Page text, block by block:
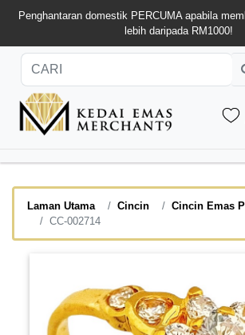
Penghantaran domestik PERCUMA apabila
lebih daripada RM1000!
Laman Utama Cincin
Cincin Emas
CC-002714